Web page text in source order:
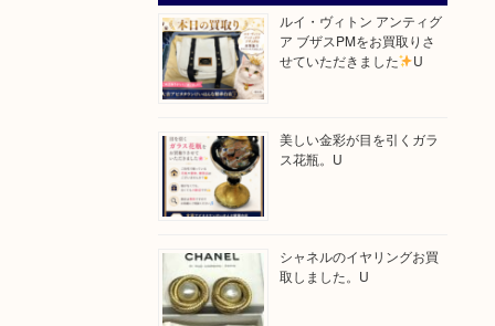
ルイ・ヴィトン アンティグ
ア ブザスPMをお買取りさ
せていただきました
U
美しい金彩が目を引くガラ
ス花瓶。U
シャネルのイヤリングお買
取しました。U